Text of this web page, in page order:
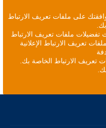
على ملفات تعريف الارتباط
تفضيلات ملفات تعريف الارتباط
تعريف الارتباط الإعلانية
تعريف الارتباط الخاصة بك.